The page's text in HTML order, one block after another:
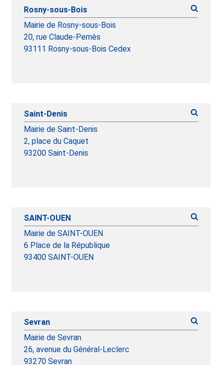
Rosny-sous-Bois
Mairie de Rosny-sous-Bois
20, rue Claude-Pernès
93111 Rosny-sous-Bois Cedex
Saint-Denis
Mairie de Saint-Denis
2, place du Caquet
93200 Saint-Denis
SAINT-OUEN
Mairie de SAINT-OUEN
6 Place de la République
93400 SAINT-OUEN
Sevran
Mairie de Sevran
26, avenue du Général-Leclerc
93270 Sevran